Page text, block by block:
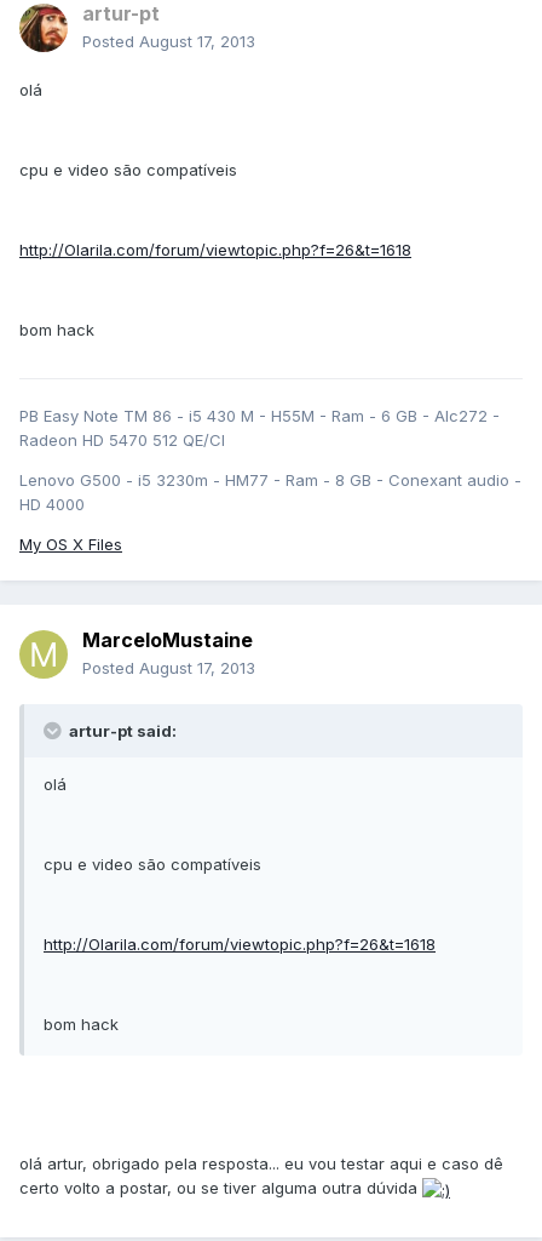
artur-pt
Posted August 17, 2013
olá
cpu e video são compatíveis
http://Olarila.com/forum/viewtopic.php?f=26&t=1618
bom hack
PB Easy Note TM 86 - i5 430 M - H55M - Ram - 6 GB - Alc272 -
Radeon HD 5470 512 QE/CI
Lenovo G500 - i5 3230m - HM77 - Ram - 8 GB - Conexant audio -
HD 4000
My OS X Files
MarceloMustaine
Posted August 17, 2013
artur-pt said:
olá
cpu e video são compatíveis
http://Olarila.com/forum/viewtopic.php?f=26&t=1618
bom hack
olá artur, obrigado pela resposta... eu vou testar aqui e caso dê
certo volto a postar, ou se tiver alguma outra dúvida